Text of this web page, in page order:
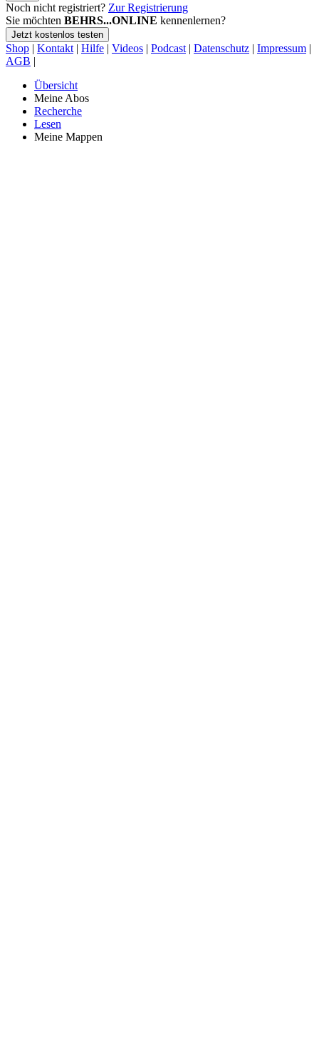
Noch nicht registriert? Zur Registrierung
Sie möchten BEHRS...ONLINE kennenlernen?
Jetzt kostenlos testen
Shop | Kontakt | Hilfe | Videos | Podcast | Datenschutz | Impressum |
AGB |
Übersicht
Meine Abos
Recherche
Lesen
Meine Mappen